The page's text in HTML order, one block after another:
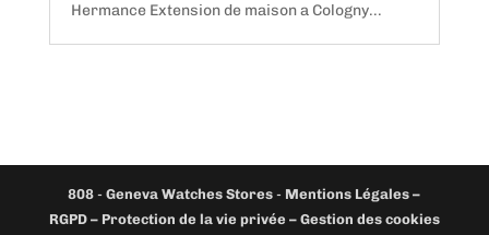
Hermance Extension de maison a Cologny...
808 -Geneva Watches Stores - Mentions Légales –
RGPD – Protection de la vie privée – Gestion des cookies